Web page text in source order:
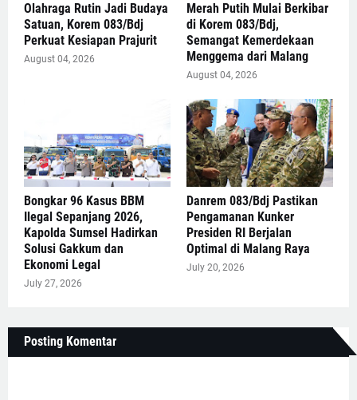
Olahraga Rutin Jadi Budaya
Satuan, Korem 083/Bdj
Perkuat Kesiapan Prajurit
August 04, 2026
Merah Putih Mulai Berkibar
di Korem 083/Bdj,
Semangat Kemerdekaan
Menggema dari Malang
August 04, 2026
Bongkar 96 Kasus BBM
Ilegal Sepanjang 2026,
Kapolda Sumsel Hadirkan
Solusi Gakkum dan
Ekonomi Legal
July 27, 2026
Danrem 083/Bdj Pastikan
Pengamanan Kunker
Presiden RI Berjalan
Optimal di Malang Raya
July 20, 2026
Posting Komentar